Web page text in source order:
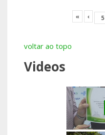
« ‹
voltar ao topo
Videos